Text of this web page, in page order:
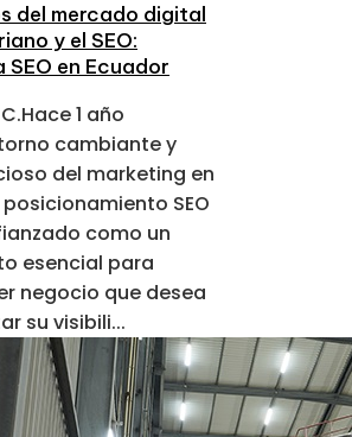
del mercado digital
y el SEO:
SEO en Ecuador
Hace 1 año
cambiante y
del marketing en
SEO
como un
esencial para
negocio que desea
su visibili...